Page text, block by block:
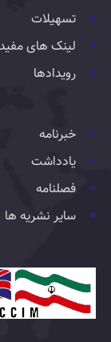
تسهیلات
لینک های مفید
رویدادها
خبرنامه
یادداشت
فصلنامه
سایر نشریه ها